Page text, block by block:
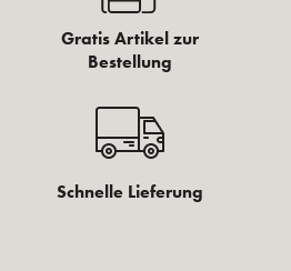
Gratis Artikel zur
Bestellung
Schnelle Lieferung